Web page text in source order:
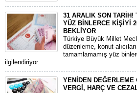
31 ARALIK SON TARİH!
YÜZ BİNLERCE KİŞİYİ
BEKLİYOR
​Türkiye Büyük Millet
düzenleme, konut
tamamlamamış yüz
ilgilendiriyor.
YENİDEN DEĞERLEME
VERGİ, HARÇ VE